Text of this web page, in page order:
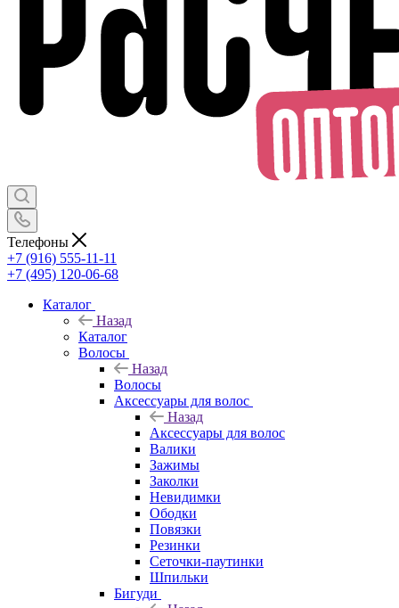
Телефоны
+7 (916) 555-11-11
+7 (495) 120-06-68
Каталог
Назад
Каталог
Волосы
Назад
Волосы
Аксессуары для волос
Назад
Аксессуары для волос
Валики
Зажимы
Заколки
Невидимки
Ободки
Повязки
Резинки
Сеточки-паутинки
Шпильки
Бигуди